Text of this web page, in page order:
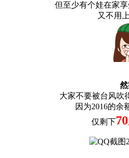
但至少有个娃在家
又不用
然
大家不要被台风吹
因为2016的余
仅剩下